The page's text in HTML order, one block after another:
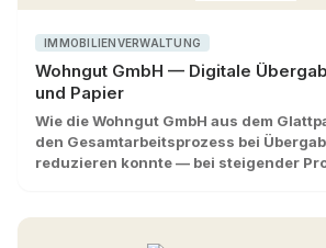
IMMOBILIENVERWALTUNG
Wohngut GmbH — Digitale
und Papier
Wie die Wohngut GmbH aus dem
den Gesamtarbeitsprozess bei
reduzieren konnte — bei steigender